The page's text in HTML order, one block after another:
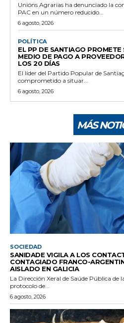
Unións Agrarias ha denunciado la
PAC en un número reducido...
6 agosto, 2026
POLÍTICA
EL PP DE SANTIAGO PROMETE
MEDIO DE PAGO A
LOS 20 DÍAS
El líder del Partido Popular de
comprometido a situar...
6 agosto, 2026
MÁS
SOCIEDAD
SANIDADE VIGILA A LOS
CONTAGIADO FRANCO-
AISLADO EN GALICIA
La Dirección Xeral de Saúde Pública de
protocolo de...
6 agosto, 2026